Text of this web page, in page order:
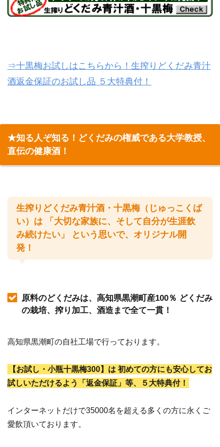
⇒十黒梅お試しはこちらから！生搾りどくだみ青汁
酒返金保証のお試し品 ５大特典付！
★知る人ぞ知る！どくだみの権威である大学教授、
直伝の健康酒！
生搾りどくだみ青汁酒・十黒梅（じゅっこくば
い）は 「大切な家族に、そして自分が生涯飲
み続けたい」 という思いで、オリジナル開
発！
原料のどくだみは、高知県黒潮町産100％ どくだみ
の栽培、搾り加工、酒造まで全て一貫！
高知県黒潮町の自社工場で行っております。
【お試し・小瓶十黒梅300】は 初めての方にも安心してお
試しいただけるよう「返金保証」等、５大特典付！
インターネットだけで35000名を超える多くの方に永くご
愛飲頂いております。